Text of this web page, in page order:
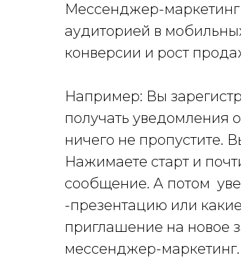
Мессенджер-
аудиторией в
конверсии и рост
Например: Вы
получать уведомления
ничего не пропустите.
Нажимаете старт и
сообщение. А потом
-презентацию или
приглашение на новое
мессенджер-маркетинг.